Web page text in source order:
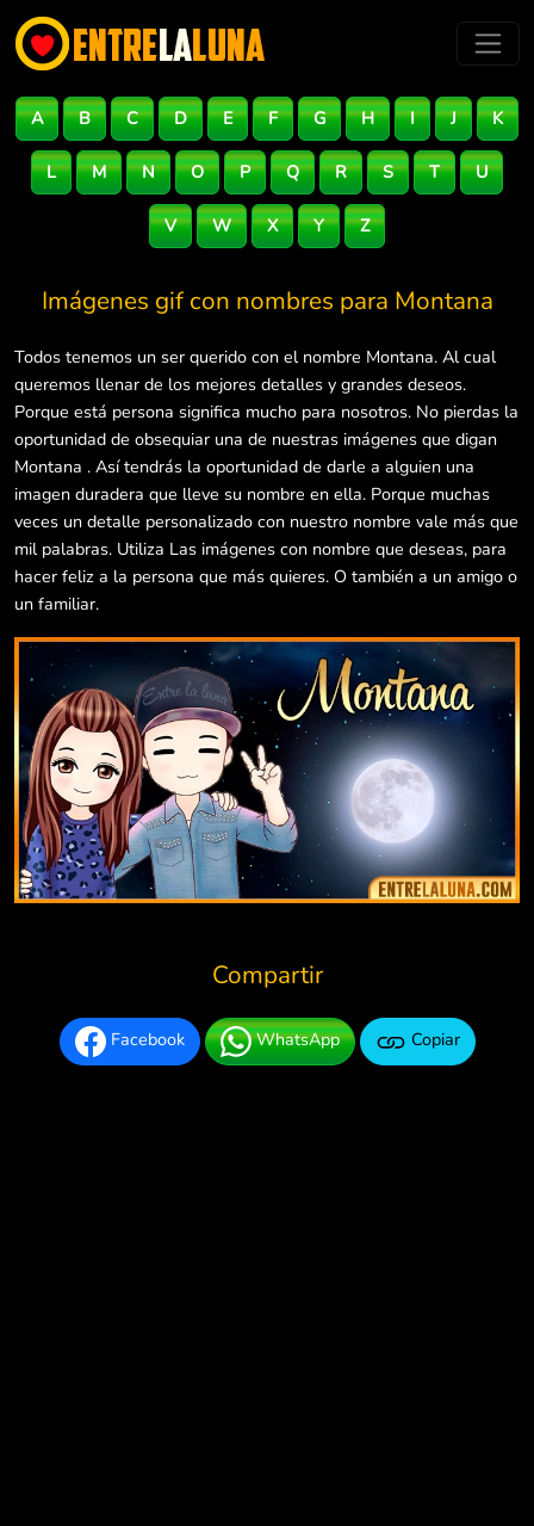
A B C D E F G H I J K
L M N O P Q R S T U
V W X Y Z
Imágenes gif con nombres para Montana
Todos tenemos un ser querido con el nombre Montana. Al cual
queremos llenar de los mejores detalles y grandes deseos.
Porque está persona significa mucho para nosotros. No pierdas la
oportunidad de obsequiar una de nuestras imágenes que digan
Montana . Así tendrás la oportunidad de darle a alguien una
imagen duradera que lleve su nombre en ella. Porque muchas
veces un detalle personalizado con nuestro nombre vale más que
mil palabras. Utiliza Las imágenes con nombre que deseas, para
hacer feliz a la persona que más quieres. O también a un amigo o
un familiar.
Compartir
Facebook WhatsApp Copiar